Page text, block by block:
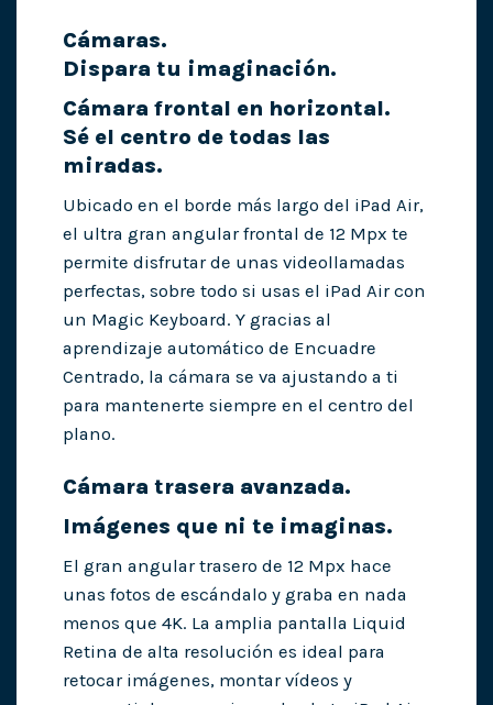
Cámaras.
Dispara tu imaginación.
Cámara frontal en horizontal.
Sé el centro de todas las
miradas.
Ubicado en el borde más largo del iPad Air,
el ultra gran angular frontal de 12 Mpx te
permite disfrutar de unas videollamadas
perfectas, sobre todo si usas el iPad Air con
un Magic Keyboard. Y gracias al
aprendizaje automático de Encuadre
Centrado, la cámara se va ajustando a ti
para mantenerte siempre en el centro del
plano.
Cámara trasera avanzada.
Imágenes que ni te imaginas.
El gran angular trasero de 12 Mpx hace
unas fotos de escándalo y graba en nada
menos que 4K. La amplia pantalla Liquid
Retina de alta resolución es ideal para
retocar imágenes, montar vídeos y